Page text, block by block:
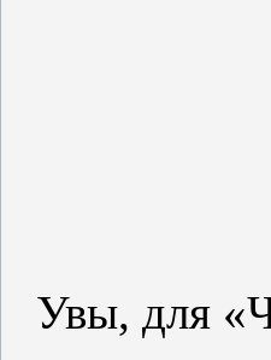
Увы, для